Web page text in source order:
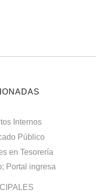
Internos
Público
en Tesorería
Portal ingresa